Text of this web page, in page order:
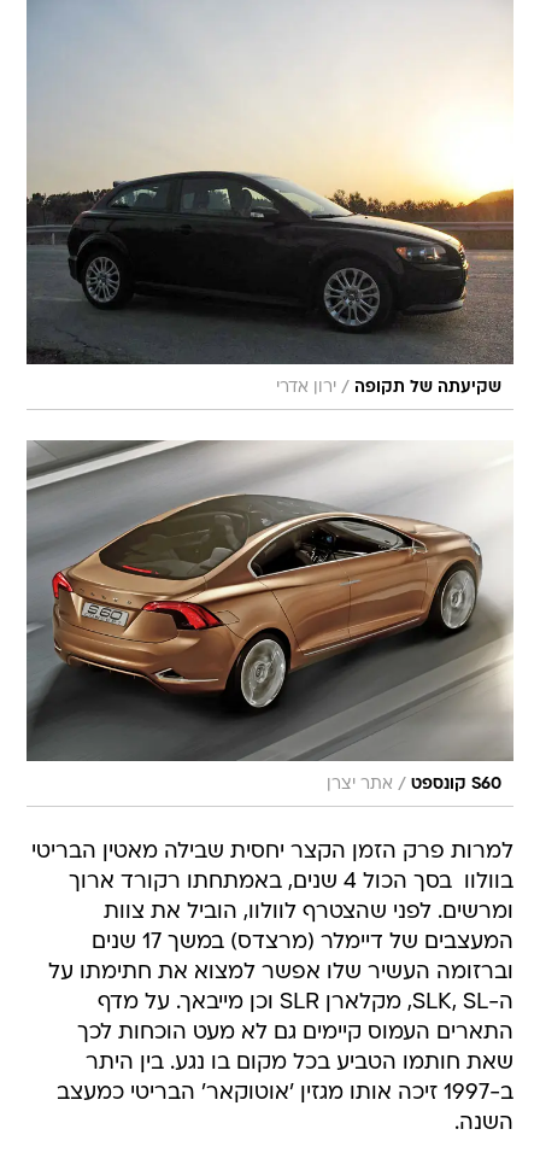
שקיעתה של תקופה / ירון אדרי
S60 קונספט / אתר יצרן
למרות פרק הזמן הקצר יחסית שבילה מאטין הבריטי
בוולוו  בסך הכול 4 שנים, באמתחתו רקורד ארוך
ומרשים. לפני שהצטרף לוולוו, הוביל את צוות
המעצבים של דיימלר (מרצדס) במשך 17 שנים
וברזומה העשיר שלו אפשר למצוא את חתימתו על
ה-SLK, SL, מקלארן SLR וכן מייבאך. על מדף
התארים העמוס קיימים גם לא מעט הוכחות לכך
שאת חותמו הטביע בכל מקום בו נגע. בין היתר
ב-1997 זיכה אותו מגזין 'אוטוקאר' הבריטי כמעצב
השנה.